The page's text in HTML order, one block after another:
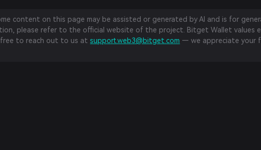
content on this page may be assisted or generated by AI and is for
please refer to the official website of the project. Bitget Wallet values
free to reach out to us atsupport.web3@bitget.com — we appreciate your